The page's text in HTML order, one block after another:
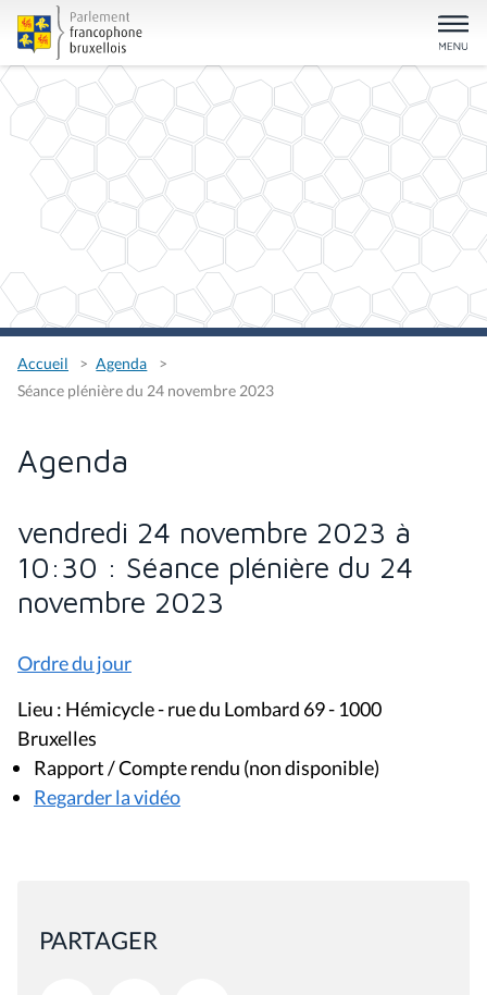
Accueil
Agenda
Séance plénière du 24 novembre 2023
Agenda
vendredi 24 novembre 2023 à
10:30 : Séance plénière du 24
novembre 2023
Ordre du jour
Lieu : Hémicycle - rue du Lombard 69 - 1000
Bruxelles
Rapport / Compte rendu (non disponible)
Regarder la vidéo
PARTAGER